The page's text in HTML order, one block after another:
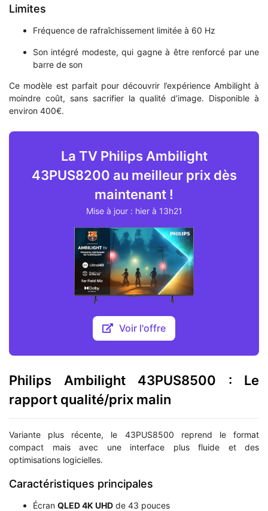
Limites
Fréquence de rafraîchissement limitée à 60 Hz
Son intégré modeste, qui gagne à être renforcé par une
barre de son
Ce modèle est parfait pour découvrir l’expérience Ambilight à
moindre coût, sans sacrifier la qualité d’image. Disponible à
environ 400€.
La TV Philips Ambilight
43PUS8200 au meilleur prix dès
maintenant !
Mise à jour : hier à 13h21
Voir l'offre
Philips Ambilight 43PUS8500 : Le
rapport qualité/prix malin
Variante plus récente, le 43PUS8500 reprend le format
compact mais avec une interface plus fluide et des
optimisations logicielles.
Caractéristiques principales
Écran QLED 4K UHD de 43 pouces